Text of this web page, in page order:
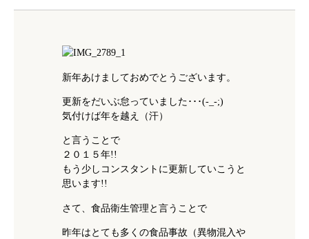
新年あけましておめでとうございます。
更新をだいぶ怠っていました･･･(-_-;)
気付けば年を越え（汗）
と言うことで
２０１５年!!
もう少しコンスタントに更新していこうと
思います!!
さて、食品衛生管理と言うことで
昨年はとても多くの食品事故（異物混入や